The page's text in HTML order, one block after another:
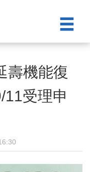
壽機能復
受理申